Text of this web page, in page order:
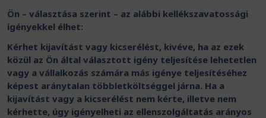
Ön – választása szerint – az alábbi kellékszavatossági
igényekkel élhet:
Kérhet kijavítást vagy kicserélést, kivéve, ha az ezek
közül az Ön által választott igény teljesítése lehetetlen
vagy a vállalkozás számára más igénye teljesítéséhez
képest aránytalan többletköltséggel járna. Ha a
kijavítást vagy a kicserélést nem kérte, illetve nem
kérhette, úgy igényelheti az ellenszolgáltatás arányos